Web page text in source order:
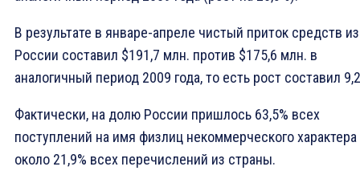
В результате в январе-апреле чистый приток средств из
России составил $191,7 млн. против $175,6 млн. в
аналогичный период 2009 года, то есть рост составил
Фактически, на долю России пришлось 63,5% всех
поступлений на имя физлиц некоммерческого характера
около 21,9% всех перечислений из страны.